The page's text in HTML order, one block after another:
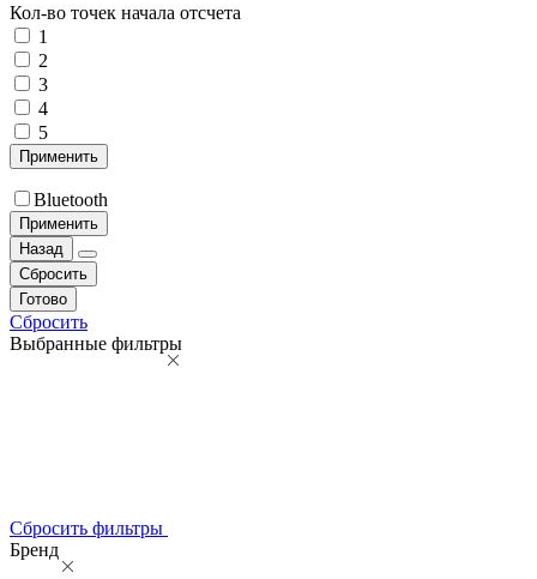
Кол-во точек начала отсчета
1
2
3
4
5
Применить
Bluetooth
Применить
Назад
Сбросить
Готово
Сбросить
Выбранные фильтры
Сбросить фильтры
Бренд